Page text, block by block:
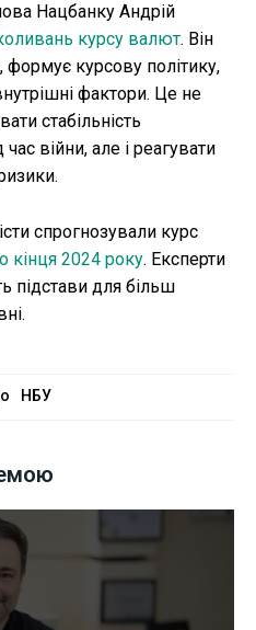
Нацбанку Андрій
курсу валют. Він
формує курсову політику,
фактори. Це не
стабільність
війни, але і реагувати
спрогнозували курс
кінця 2024 року. Експерти
підстави для більш
НБУ